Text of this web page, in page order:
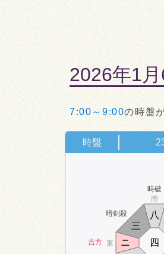
2026年1
7:00～9:00の時盤
時盤
暗剣殺
時破
吉方
南
東
ニ
三
四
八